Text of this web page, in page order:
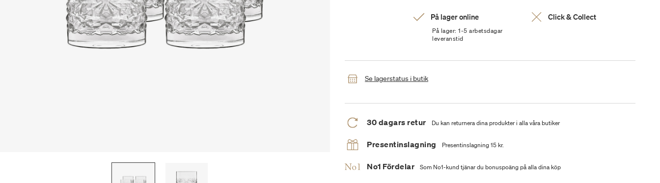
På lager online
På lager: 1-5 arbetsdagar
leveranstid
Click & Collect
Se lagerstatus i butik
30 dagars retur Du kan returnera dina produkter i alla våra butiker
Presentinslagning Presentinslagning 15 kr.
No1 Fördelar Som No1-kund tjänar du bonuspoäng på alla dina köp